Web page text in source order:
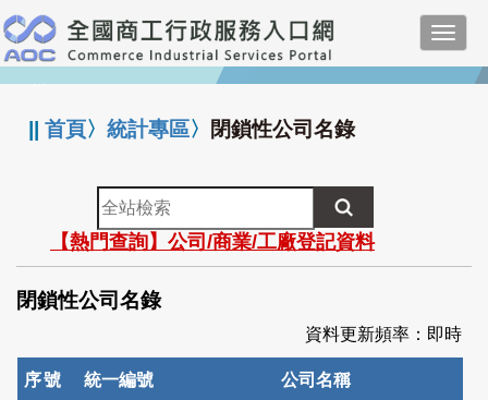
跳
到
主
要
:::
||首頁〉統計專區〉 閉鎖性公司名錄
全
站
檢
索
【熱門查詢】公司/商業/工廠登記資料
閉鎖性公司名錄
資料更新頻率：即時
序號 統一編號 公司名稱